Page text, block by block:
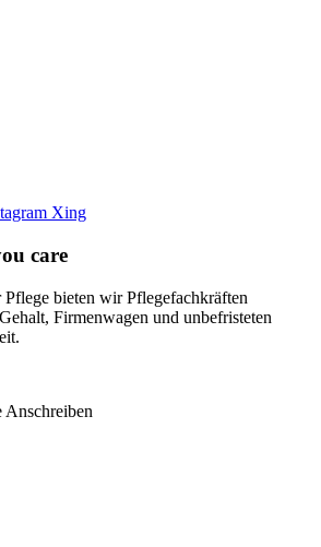
Xing
care
bieten wir Pflegefachkräften
Firmenwagen und unbefristeten
Anschreiben